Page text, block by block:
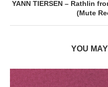
YANN TIERSEN – Rathlin
(Mute
YOU